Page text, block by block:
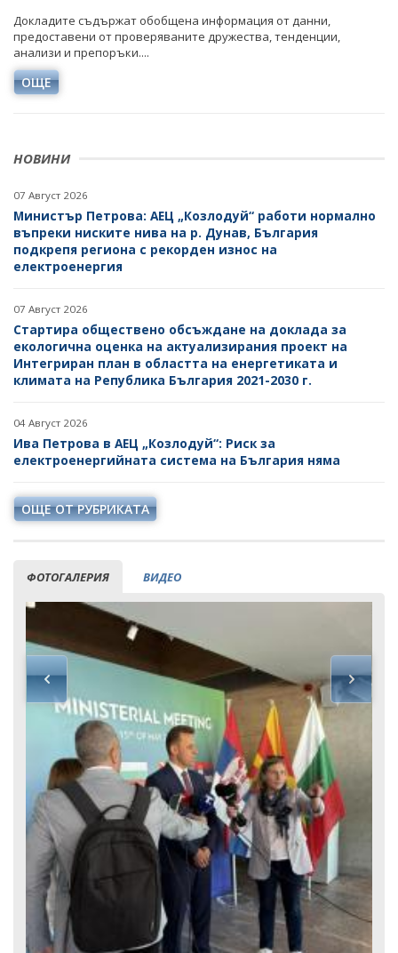
НОВИНИ
07 Август 2026
Министър Петрова: АЕЦ „Козлодуй“ работи нормално
въпреки ниските нива на р. Дунав, България
подкрепя региона с рекорден износ на
електроенергия
07 Август 2026
Стартира обществено обсъждане на доклада за
екологична оценка на актуализирания проект на
Интегриран план в областта на енергетиката и
климата на Република България 2021-2030 г.
04 Август 2026
Ива Петрова в АЕЦ „Козлодуй“: Риск за
електроенергийната система на България няма
ОЩЕ ОТ РУБРИКАТА
ФОТОГАЛЕРИЯ ВИДЕО
Докладите съдържат обобщена информация от данни,
предоставени от проверяваните дружества, тенденции,
анализи и препоръки....
ОЩЕ